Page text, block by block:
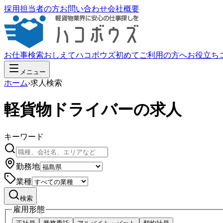
採用担当者の方お問い合わせ会社概要
お仕事検索おしえてハコボウズ初めてご利用の方へお役立ち
メニュー
ホーム›求人検索
軽貨物ドライバーの求人
キーワード
勤務地
業種
検索
雇用形態